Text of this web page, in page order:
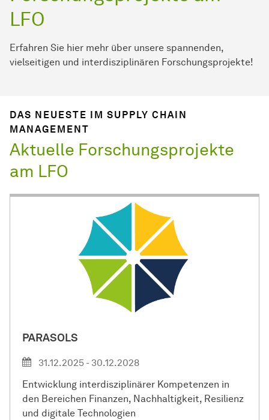
LFO
Erfahren Sie hier mehr über unsere spannenden,
vielseitigen und interdisziplinären Forschungsprojekte!
DAS NEUESTE IM SUPPLY CHAIN
MANAGEMENT
Aktuelle Forschungsprojekte
am LFO
PARASOLS
31.12.2025 - 30.12.2028
Entwicklung interdisziplinärer Kompetenzen in
den Bereichen Finanzen, Nachhaltigkeit, Resilienz
und digitale Technologien